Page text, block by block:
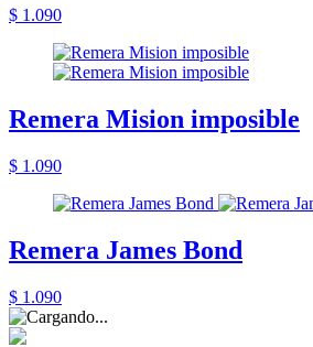
$ 1.090
Remera Mision imposible
$ 1.090
Remera James Bond
$ 1.090